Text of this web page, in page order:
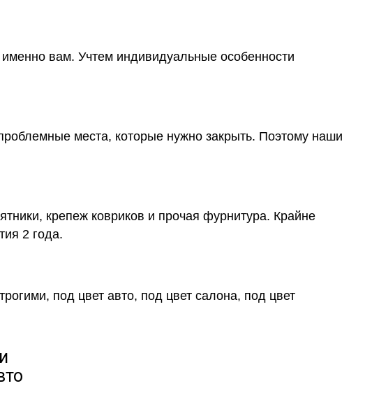
вам. Учтем индивидуальные особенности
места, которые нужно закрыть. Поэтому наши
крепеж ковриков и прочая фурнитура. Крайне
2 года.
под цвет авто, под цвет салона, под цвет